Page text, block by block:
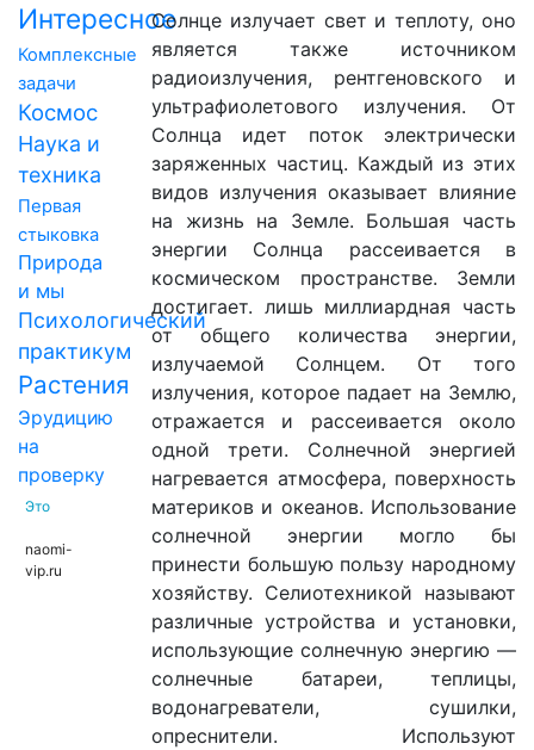
Интересное
Комплексные
задачи
Космос
Наука и
техника
Первая
стыковка
Природа
и мы
Психологический
практикум
Растения
Эрудицию
на
проверку
Это
naomi-
vip.ru
Солнце излучает свет и теплоту, оно
является также источником
радиоизлучения, рентгеновского и
ультрафиолетового излучения. От
Солнца идет поток электрически
заряженных частиц. Каждый из этих
видов излучения оказывает влияние
на жизнь на Земле. Большая часть
энергии Солнца рассеивается в
космическом пространстве. Земли
достигает. лишь миллиардная часть
от общего количества энергии,
излучаемой Солнцем. От того
излучения, которое падает на Землю,
отражается и рассеивается около
одной трети. Солнечной энергией
нагревается атмосфера, поверхность
материков и океанов. Использование
солнечной энергии могло бы
принести большую пользу народному
хозяйству. Селиотехникой называют
различные устройства и установки,
использующие солнечную энергию —
солнечные батареи, теплицы,
водонагреватели, сушилки,
опреснители. Используют